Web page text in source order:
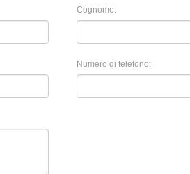
Cognome:
Numero di telefono: